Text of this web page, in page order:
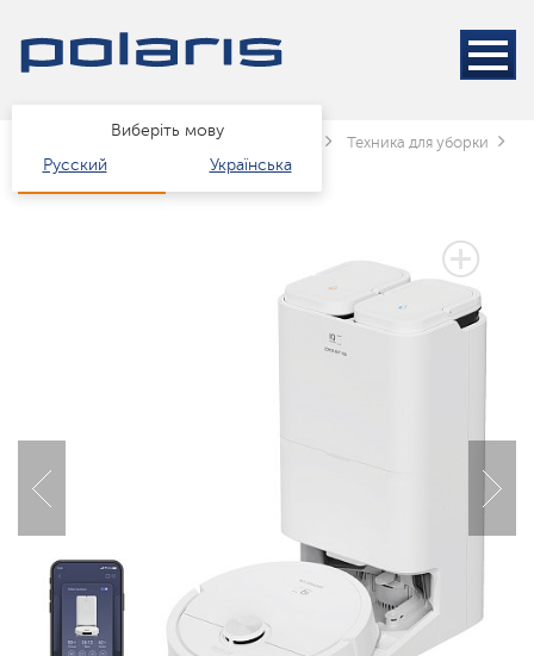
Виберіть мову
Русский
Українська
Каталог Техніка для дому Техника для уборки
2 РОКИ ГАРАНТІЇ